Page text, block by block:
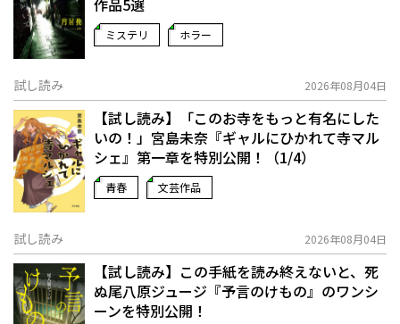
作品5選
ミステリ ホラー
試し読み 2026年08月04日
【試し読み】「このお寺をもっと有名にした
いの！」宮島未奈『ギャルにひかれて寺マル
シェ』第一章を特別公開！（1/4）
青春 文芸作品
試し読み 2026年08月04日
【試し読み】この手紙を読み終えないと、死
ぬ――尾八原ジュージ『予言のけもの』のワンシ
ーンを特別公開！